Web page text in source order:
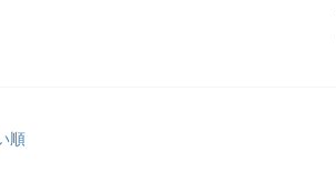
牛肉の加工品）
順